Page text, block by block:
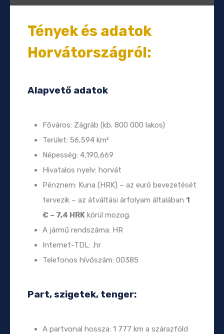
Tények és adatok
Horvátországról:
Alapvető adatok
Főváros: Zágráb (kb. 800 000 lakos)
Terület: 56,594 km²
Népesség: 4,190,669
Hivatalos nyelv: horvát
Pénznem: Kuna (HRK) – az euró bevezetését
tervezik – az átváltási árfolyam általában 1
€ – 7,4 HRK körül mozog.
A jármű rendszáma: HR
Internet-TDL: .hr
Telefonos hívószám: 00385
Part, szigetek, tenger:
A partvonal hossza: 1 777 km a szárazföld